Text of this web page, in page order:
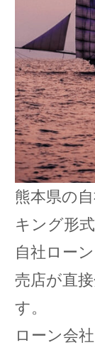
熊本県の
キング形
自社ロー
売店が直
す。
ローン会